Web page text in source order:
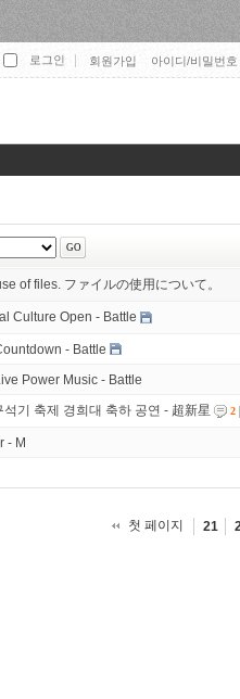
회원가입 아이디/비밀번
of files. ファイルの使用について。
Culture Open - Battle
- Battle
Power Music - Battle
기 축제 경희대 축하 공연 - 超新星 2
- M
첫 페이지 21